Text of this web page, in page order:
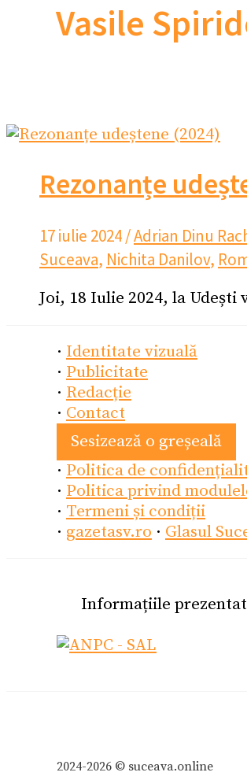
Vasile
Rezonanțe
17 iulie 2024/Adrian Dinu
Suceava, Nichita Danilov,
Joi, 18 Iulie 2024, la
· Identitate vizuală
· Publicitate
· Redacție
· Contact
Sesizează o greșeală
· Politica de
· Politica privind
· Termeni și condiții
· gazetasv.ro · Glasul
Informațiile
2024-2026 © suceava.online